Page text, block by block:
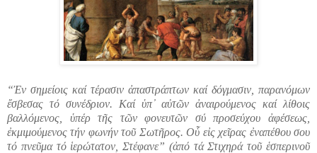
“Ἐν σημείοις καί τέρασιν ἀπαστράπτων καί δόγμασιν, παρανόμων
ἔσβεσας τό συνέδριον. Καί ὑπ᾽ αὐτῶν ἀναιρούμενος καί λίθοις
βαλλόμενος, ὑπέρ τῆς τῶν φονευτῶν σύ προσεύχου ἀφέσεως,
ἐκμιμούμενος τήν φωνήν τοῦ Σωτῆρος. Οὗ εἰς χεῖρας ἐναπέθου σου
τό πνεῦμα τό ἱερώτατον, Στέφανε” (ἀπό τά Στιχηρά τοῦ ἑσπερινοῦ